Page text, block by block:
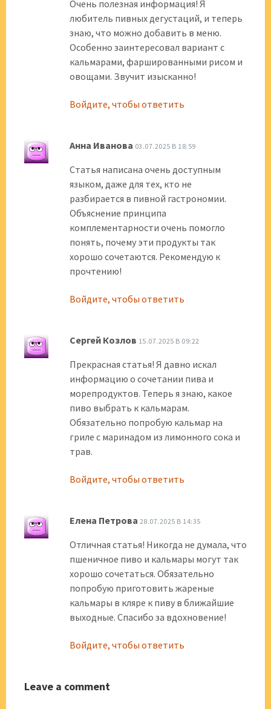
Очень полезная информация! Я
любитель пивных дегустаций, и теперь
знаю, что можно добавить в меню.
Особенно заинтересовал вариант с
кальмарами, фаршированными рисом и
овощами. Звучит изысканно!
Войдите, чтобы ответить
Анна Иванова 03.07.2025 В 18:59
Статья написана очень доступным
языком, даже для тех, кто не
разбирается в пивной гастрономии.
Объяснение принципа
комплементарности очень помогло
понять, почему эти продукты так
хорошо сочетаются. Рекомендую к
прочтению!
Войдите, чтобы ответить
Сергей Козлов 15.07.2025 В 09:22
Прекрасная статья! Я давно искал
информацию о сочетании пива и
морепродуктов. Теперь я знаю, какое
пиво выбрать к кальмарам.
Обязательно попробую кальмар на
гриле с маринадом из лимонного сока и
трав.
Войдите, чтобы ответить
Елена Петрова 28.07.2025 В 14:35
Отличная статья! Никогда не думала, что
пшеничное пиво и кальмары могут так
хорошо сочетаться. Обязательно
попробую приготовить жареные
кальмары в кляре к пиву в ближайшие
выходные. Спасибо за вдохновение!
Войдите, чтобы ответить
Leave a comment